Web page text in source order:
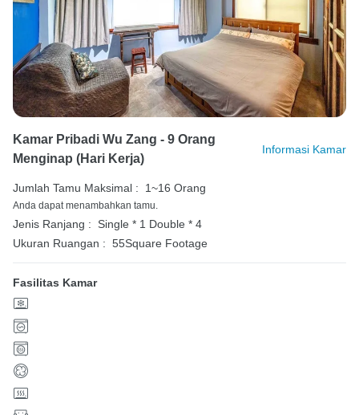
Kamar Pribadi Wu Zang - 9 Orang
Menginap (hari Kerja)
Informasi Kamar
Jumlah Tamu Maksimal : 1~16 Orang
Anda dapat menambahkan tamu.
Jenis Ranjang : Single * 1 Double * 4
Ukuran Ruangan : 55Square Footage
Fasilitas Kamar